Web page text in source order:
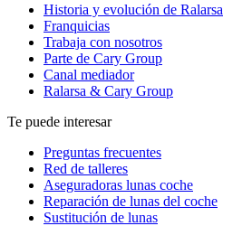
Historia y evolución de Ralarsa
Franquicias
Trabaja con nosotros
Parte de Cary Group
Canal mediador
Ralarsa & Cary Group
Te puede interesar
Preguntas frecuentes
Red de talleres
Aseguradoras lunas coche
Reparación de lunas del coche
Sustitución de lunas